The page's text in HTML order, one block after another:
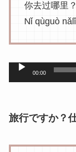
你去过哪里
Nǐ qùguò
レ
ヤ
00:00
旅行ですか？